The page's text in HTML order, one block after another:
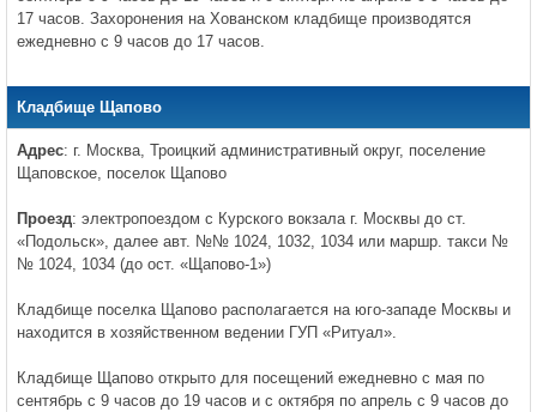
17 часов. Захоронения на Хованском кладбище производятся
ежедневно с 9 часов до 17 часов.
Кладбище Щапово
Адрес: г. Москва, Троицкий административный округ, поселение
Щаповское, поселок Щапово
Проезд: электропоездом с Курского вокзала г. Москвы до ст.
«Подольск», далее авт. №№ 1024, 1032, 1034 или маршр. такси №
№ 1024, 1034 (до ост. «Щапово-1»)
Кладбище поселка Щапово располагается на юго-западе Москвы и
находится в хозяйственном ведении ГУП «Ритуал».
Кладбище Щапово открыто для посещений ежедневно с мая по
сентябрь с 9 часов до 19 часов и с октября по апрель с 9 часов до